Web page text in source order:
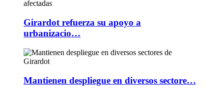
Girardot refuerza su apoyo a
urbanizacio…
Mantienen despliegue en diversos sectore…